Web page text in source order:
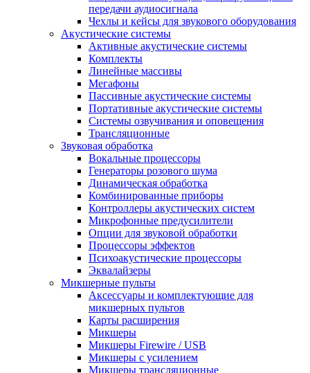
передачи аудиосигнала
Чехлы и кейсы для звукового оборудования
Акустические системы
Активные акустические системы
Комплекты
Линейные массивы
Мегафоны
Пассивные акустические системы
Портативные акустические системы
Системы озвучивания и оповещения
Трансляционные
Звуковая обработка
Вокальные процессоры
Генераторы розового шума
Динамическая обработка
Комбинированные приборы
Контроллеры акустических систем
Микрофонные предусилители
Опции для звуковой обработки
Процессоры эффектов
Психоакустические процессоры
Эквалайзеры
Микшерные пульты
Аксессуары и комплектующие для
микшерных пультов
Карты расширения
Микшеры
Микшеры Firewire / USB
Микшеры с усилением
Микшеры трансляционные